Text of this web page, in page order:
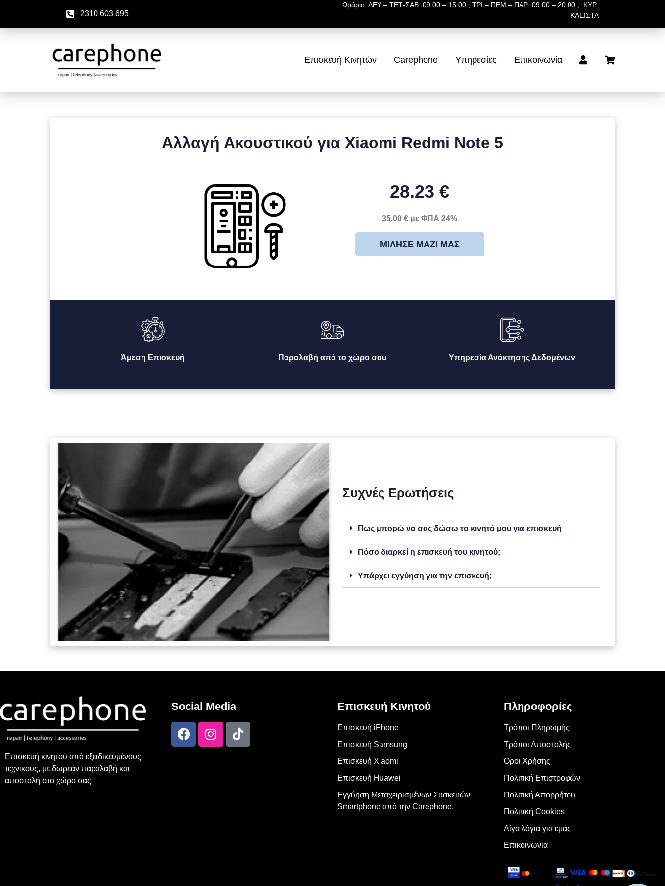
2310 603 695
Ωράριο: ΔΕΥ – ΤΕΤ-ΣΑΒ: 09:00 – 15:00 , ΤΡΙ – ΠΕΜ – ΠΑΡ: 09:00 – 20:00 , ΚΥΡ:
ΚΛΕΙΣΤΑ
Επισκευή Κινητών Carephone Υπηρεσίες Επικοινωνία
Αλλαγή Ακουστικού για Xiaomi Redmi Note 5
28.23 €
35.00 € με ΦΠΑ 24%
ΜΊΛΗΣΕ ΜΑΖΊ ΜΑΣ
Άμεση Επισκευή Παραλαβή από το χώρο σου Υπηρεσία Ανάκτησης Δεδομένων
Συχνές Ερωτήσεις
Πως μπορώ να σας δώσω το κινητό μου για επισκευή
Πόσο διαρκεί η επισκευή του κινητού;
Υπάρχει εγγύηση για την επισκευή;
Επισκευή κινητού από εξειδικευμένους
τεχνικούς, με δωρεάν παραλαβή και
αποστολή στο χώρο σας
Social Media Επισκευή Κινητού
Επισκευή iPhone
Επισκευή Samsung
Επισκευή Xiaomi
Επισκευή Huawei
Εγγύηση Μεταχειρισμένων Συσκευών
Smartphone από την Carephone.
Πληροφορίες
Τρόποι Πληρωμής
Τρόποι Αποστολής
Όροι Χρήσης
Πολιτική Επιστροφών
Πολιτική Απορρήτου
Πολιτική Cookies
Λίγα λόγια για εμάς
Επικοινωνία